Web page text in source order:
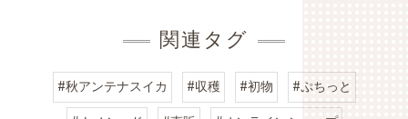
関連タグ
#秋アンテナスイカ #収穫 #初物
#ぷちっと